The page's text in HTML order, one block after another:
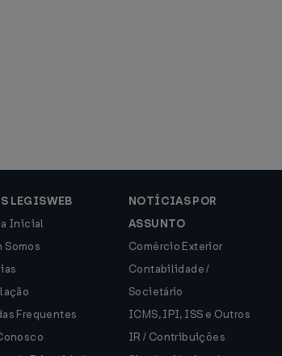
LEGISWEB
Inicial
Somos
Frequentes
NOTÍCIAS POR
ASSUNTO
Comércio Exterior
Contabilidade /
Societário
ICMS, IPI, ISS e Outros
IR / Contribuições